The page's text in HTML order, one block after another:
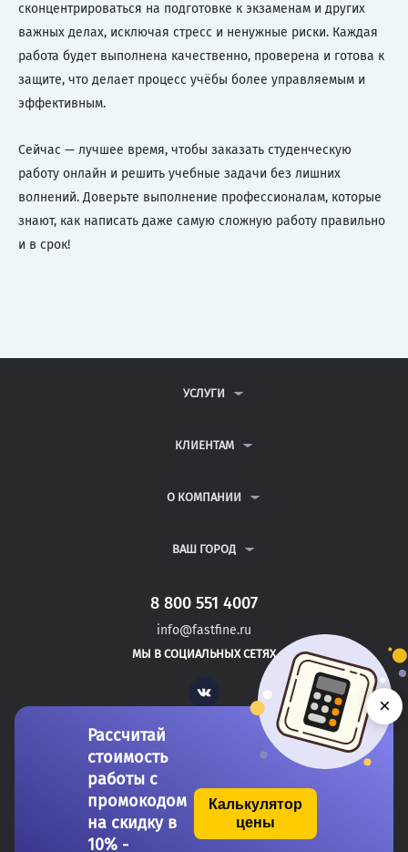
сконцентрироваться на подготовке к экзаменам и других
важных делах, исключая стресс и ненужные риски. Каждая
работа будет выполнена качественно, проверена и готова к
защите, что делает процесс учёбы более управляемым и
эффективным.
Сейчас — лучшее время, чтобы заказать студенческую
работу онлайн и решить учебные задачи без лишних
волнений. Доверьте выполнение профессионалам, которые
знают, как написать даже самую сложную работу правильно
и в срок!
УСЛУГИ
ДИПЛОМНЫЕ РАБОТЫ
РЕФЕРАТЫ
КЛИЕНТАМ
ВОПРОСЫ И ОТВЕТЫ
ПОЛИТИКА КОНФИДЕНЦИАЛЬНОСТИ
О КОМПАНИИ
КОНТАКТЫ
ВАШ ГОРОД
САНКТ-ПЕТЕРБУРГ
ЖЕЛЕЗНОВОДСК
ПРАСКОВЕЯ
8 800 551 4007
info@fastfine.ru
МЫ В СОЦИАЛЬНЫХ СЕТЯХ
Vk
Copyright 2011-2026 FastFine.ru
Рассчитай
стоимость
работы с
промокодом
на скидку в
10% -
Калькулятор
цены
×